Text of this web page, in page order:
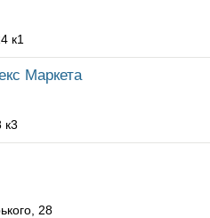
к1
Маркета
к3
28